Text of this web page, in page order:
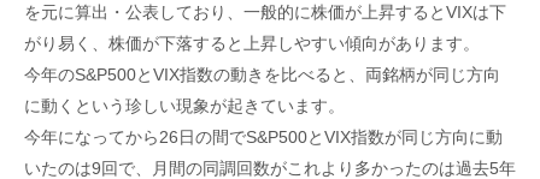
を元に算出・公表しており、一般的に株価が上昇するとVIXは下
がり易く、株価が下落すると上昇しやすい傾向があります。
今年のS&P500とVIX指数の動きを比べると、両銘柄が同じ方向
に動くという珍しい現象が起きています。
今年になってから26日の間でS&P500とVIX指数が同じ方向に動
いたのは9回で、月間の同調回数がこれより多かったのは過去5年